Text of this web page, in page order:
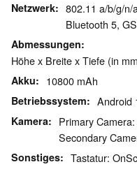
Netzwerk
802.11 a/b/g/n/
Bluetooth 5,
Abmessungen
Höhe x Breite x Tiefe (in
Akku 10800 mAh
Betriebssystem Android
Kamera
Primary
Secondary
Sonstiges Tastatur: